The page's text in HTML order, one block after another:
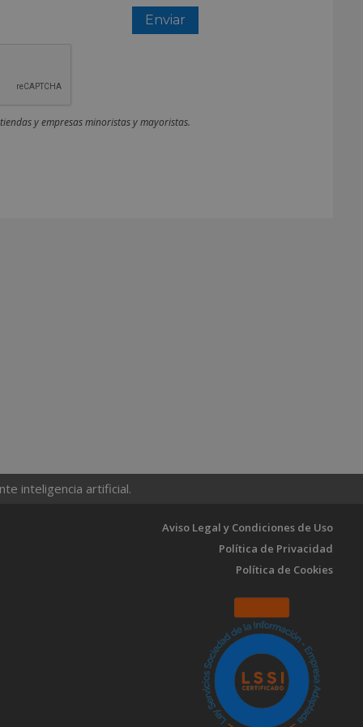
y empresas minoristas y mayoristas.
inteligencia artificial.
Aviso Legal y Condiciones de Uso
Política de Privacidad
Política de Cookies